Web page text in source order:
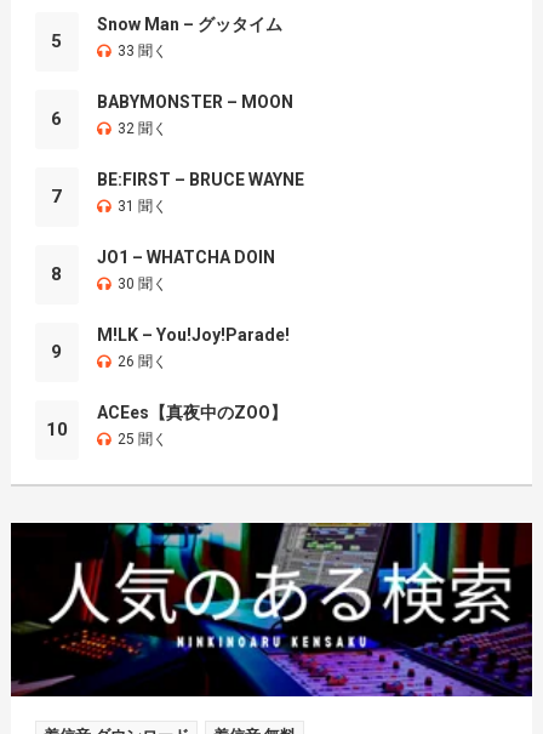
5
Snow Man – グッタイム
33 聞く
6
BABYMONSTER – MOON
32 聞く
7
BE:FIRST – BRUCE WAYNE
31 聞く
8
JO1 – WHATCHA DOIN
30 聞く
9
M!LK – You!Joy!Parade!
26 聞く
10
ACEes【真夜中のZOO】
25 聞く